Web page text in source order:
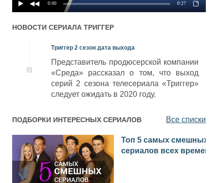
0:00 0:27
НОВОСТИ СЕРИАЛА ТРИГГЕР
Триггер 2 сезон дата выхода
Представитель продюсерской компании
«Среда» рассказал о том, что выход
серий 2 сезона телесериала «Триггер»
следует ожидать в 2020 году.
ПОДБОРКИ ИНТЕРЕСНЫХ СЕРИАЛОВ Все списки
Топ 5 самых смешных
сериалов всех времен